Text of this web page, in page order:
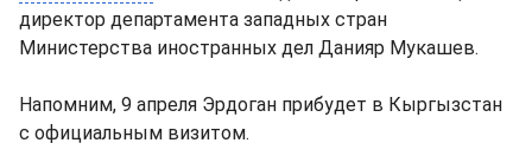
директор департамента западных стран
Министерства иностранных дел Данияр Мукашев.
Напомним, 9 апреля Эрдоган прибудет в Кыргызстан
с официальным визитом.